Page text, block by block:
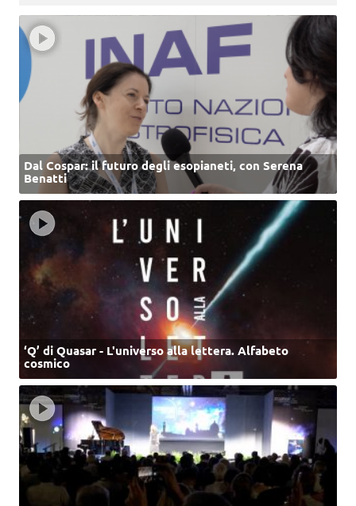
Dal Cospar: il futuro degli esopianeti, con Serena
Benatti
‘Q’ di Quasar - L'universo alla lettera. Alfabeto
cosmico